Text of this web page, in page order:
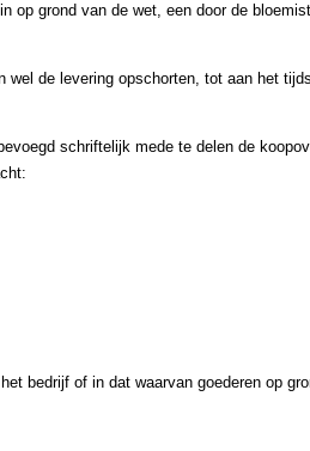
op grond van de wet, een door de
de levering opschorten, tot aan het
schriftelijk mede te delen de
bedrijf of in dat waarvan goederen op